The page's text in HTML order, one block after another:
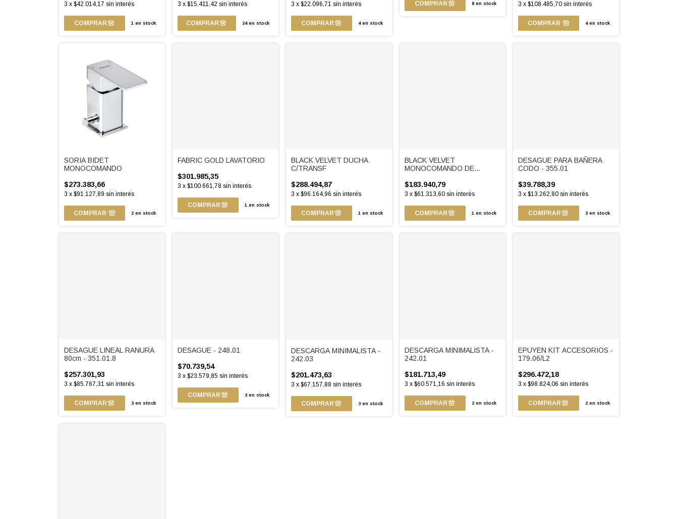
3 x $42.014,17 sin interés
1en stock
3 x $15.411,42 sin interés
24en stock
3 x $22.096,71 sin interés
4en stock
8en stock 3 x $108.485,70 sin interés
COMPRAR 4en stock
SORIA BIDET
MONOCOMANDO
$273.383,66
3 x $91.127,89 sin interés
COMPRAR 2en stock
FABRIC GOLD LAVATORIO
$301.985,35
3 x $100.661,78 sin interés
1en stock
BLACK VELVET DUCHA
C/TRANSF
$288.494,87
3 x $96.164,96 sin interés
1en stock
BLACK VELVET
MONOCOMANDO DE
$183.940,79
3 x $61.313,60 sin interés
1en stock
DESAGUE PARA BAÑERA
CODO - 355.01
$39.788,39
3 x $13.262,80 sin interés
3en stock
DESAGUE LINEAL RANURA
80cm - 351.01.8
$257.301,93
3 x $85.767,31 sin interés
3en stock
DESAGUE - 248.01
$70.739,54
3 x $23.579,85 sin interés
3en stock
DESCARGA MINIMALISTA -
242.03
$201.473,63
3 x $67.157,88 sin interés
3en stock
DESCARGA MINIMALISTA -
242.01
$181.713,49
3 x $60.571,16 sin interés
2en stock
EPUYEN KIT ACCESORIOS -
179.06/L2
$296.472,18
3 x $98.824,06 sin interés
2en stock